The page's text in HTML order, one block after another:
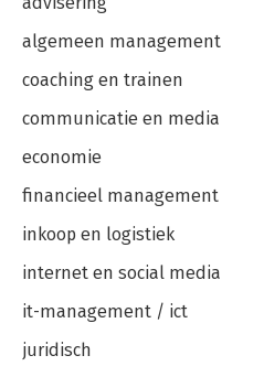
algemeen management
coaching en trainen
communicatie en media
economie
financieel management
inkoop en logistiek
internet en social media
it-management / ict
juridisch